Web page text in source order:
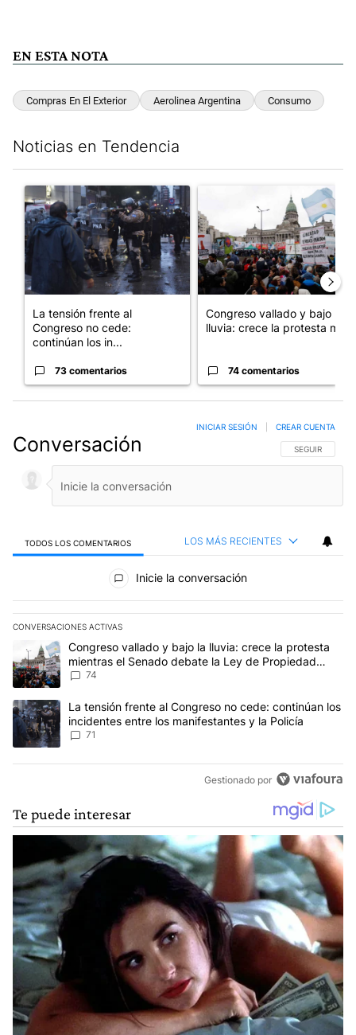
EN ESTA NOTA
Compras En El Exterior Aerolinea Argentina Consumo
Noticias en Tendencia
Un artículo de tendencia con el título "La tensión frente al
La tensión frente al
Congreso no cede:
continúan los in...
73 comentarios
Un artículo de tendencia
Congreso vallado y bajo la
lluvia: crece la protesta mi...
74 comentarios
Conversación SIGA ESTA
SEGUIR
INICIAR SESIÓN CREAR CUENTA
TODOS LOS COMENTARIOS LOS MÁS RECIENTES
Todos los comentarios
Inicie la conversación
CONVERSACIONES ACTIVAS
Este listado muestra los artículos con más comentarios en los
Un artículo de tendencia con el título "Congreso vallado y bajo
Congreso vallado y bajo la lluvia: crece la protesta
mientras el Senado debate la Ley de Propiedad
Privada
74
Un artículo de tendencia con el título "La tensión frente al
La tensión frente al Congreso no cede: continúan los
incidentes entre los manifestantes y la Policía
71
Gestionado por